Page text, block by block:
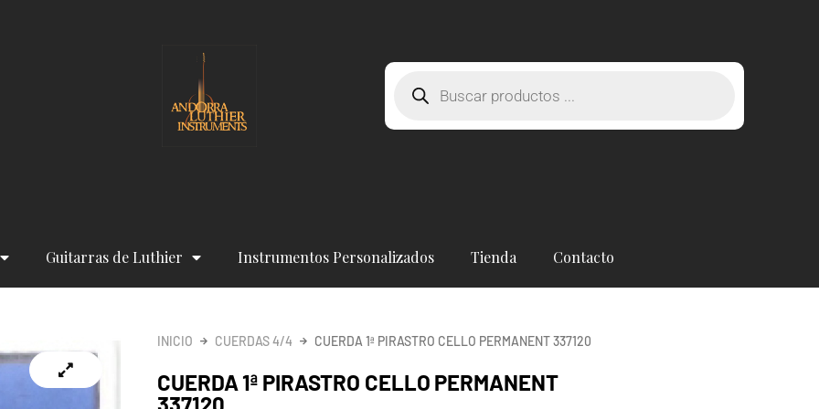
Búsqueda
productos
Guitarras de Luthier Instrumentos Personalizados Tienda Contacto
INICIO CUERDAS 4/4 CUERDA 1ª PIRASTRO CELLO PERMANENT 337120
CUERDA 1ª PIRASTRO CELLO PERMANENT